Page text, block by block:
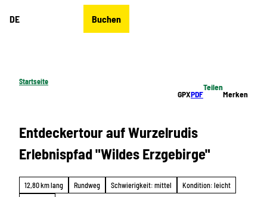
DE Buchen
Startseite
GPXPDF
Teilen
Merken
Entdeckertour auf Wurzelrudis
Erlebnispfad "Wildes Erzgebirge"
12,80 km lang Rundweg Schwierigkeit: mittel
Kondition: leicht